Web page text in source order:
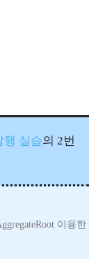
행 실습의 2번
이용한